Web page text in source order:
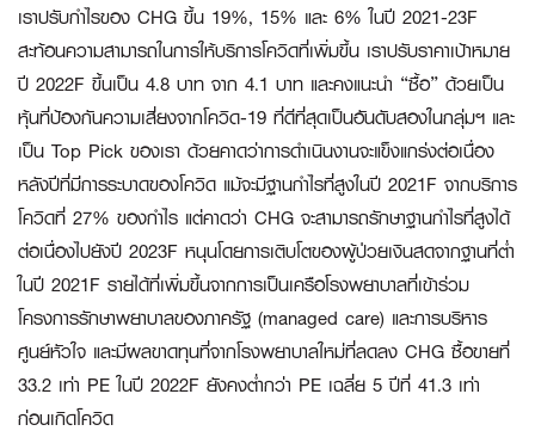
เราปรับกำไรของ CHG ขึ้น 19%, 15% และ 6% ในปี 2021-23F
สะท้อนความสามารถในการให้บริการโควิดที่เพิ่มขึ้น เราปรับราคาเป้าหมาย
ปี 2022F ขึ้นเป็น 4.8 บาท จาก 4.1 บาท และคงแนะนำ “ซื้อ” ด้วยเป็น
หุ้นที่ป้องกันความเสี่ยงจากโควิด-19 ที่ดีที่สุดเป็นอันดับสองในกลุ่มฯ และ
เป็น Top Pick ของเรา ด้วยคาดว่าการดำเนินงานจะแข็งแกร่งต่อเนื่อง
หลังปีที่มีการระบาดของโควิด แม้จะมีฐานกำไรที่สูงในปี 2021F จากบริการ
โควิดที่ 27% ของกำไร แต่คาดว่า CHG จะสามารถรักษาฐานกำไรที่สูงได้
ต่อเนื่องไปยังปี 2023F หนุนโดยการเติบโตของผู้ป่วยเงินสดจากฐานที่ต่ำ
ในปี 2021F รายได้ที่เพิ่มขึ้นจากการเป็นเครือโรงพยาบาลที่เข้าร่วม
โครงการรักษาพยาบาลของภาครัฐ (managed care) และการบริหาร
ศูนย์หัวใจ และมีผลขาดทุนที่จากโรงพยาบาลใหม่ที่ลดลง CHG ซื้อขายที่
33.2 เท่า PE ในปี 2022F ยังคงต่ำกว่า PE เฉลี่ย 5 ปีที่ 41.3 เท่า
ก่อนเกิดโควิด